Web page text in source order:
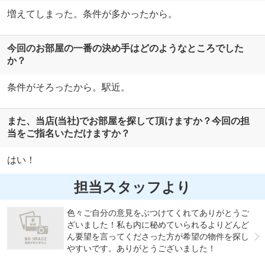
増えてしまった。条件が多かったから。
今回のお部屋の一番の決め手はどのようなところでした
か？
条件がそろったから。駅近。
また、当店(当社)でお部屋を探して頂けますか？今回の担
当をご指名いただけますか？
はい！
担当スタッフより
色々ご自分の意見をぶつけてくれてありがとうご
ざいました！私も内に秘めていられるよりどんど
ん要望を言ってくださった方が希望の物件を探し
やすいです。ありがとうございました！